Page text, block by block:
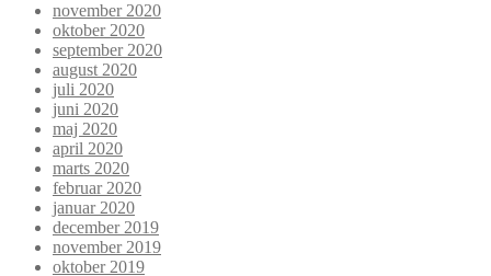
november 2020
oktober 2020
september 2020
august 2020
juli 2020
juni 2020
maj 2020
april 2020
marts 2020
februar 2020
januar 2020
december 2019
november 2019
oktober 2019